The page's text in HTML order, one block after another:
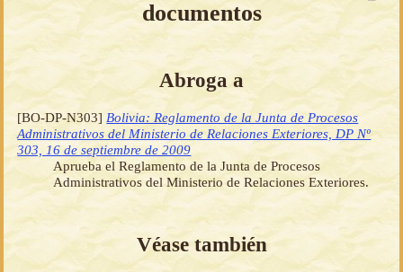
documentos
Abroga a
[BO-DP-N303]Bolivia: Reglamento de la Junta de Procesos
Administrativos del Ministerio de Relaciones Exteriores, DP Nº
303, 16 de septiembre de 2009
Aprueba el Reglamento de la Junta de Procesos
Administrativos del Ministerio de Relaciones Exteriores.
Véase también